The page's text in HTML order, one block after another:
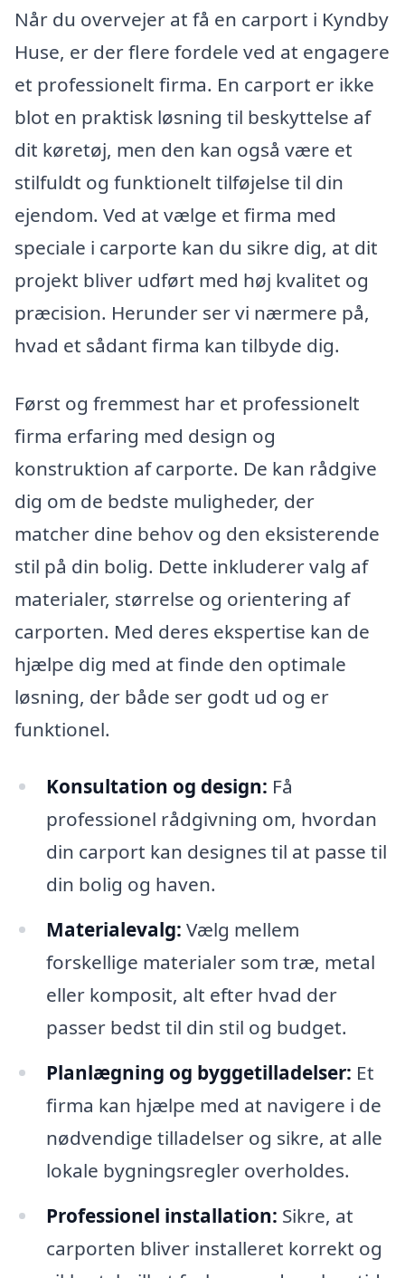
Når du overvejer at få en carport i Kyndby
Huse, er der flere fordele ved at engagere
et professionelt firma. En carport er ikke
blot en praktisk løsning til beskyttelse af
dit køretøj, men den kan også være et
stilfuldt og funktionelt tilføjelse til din
ejendom. Ved at vælge et firma med
speciale i carporte kan du sikre dig, at dit
projekt bliver udført med høj kvalitet og
præcision. Herunder ser vi nærmere på,
hvad et sådant firma kan tilbyde dig.
Først og fremmest har et professionelt
firma erfaring med design og
konstruktion af carporte. De kan rådgive
dig om de bedste muligheder, der
matcher dine behov og den eksisterende
stil på din bolig. Dette inkluderer valg af
materialer, størrelse og orientering af
carporten. Med deres ekspertise kan de
hjælpe dig med at finde den optimale
løsning, der både ser godt ud og er
funktionel.
Konsultation og design: Få
professionel rådgivning om, hvordan
din carport kan designes til at passe til
din bolig og haven.
Materialevalg: Vælg mellem
forskellige materialer som træ, metal
eller komposit, alt efter hvad der
passer bedst til din stil og budget.
Planlægning og byggetilladelser: Et
firma kan hjælpe med at navigere i de
nødvendige tilladelser og sikre, at alle
lokale bygningsregler overholdes.
Professionel installation: Sikre, at
carporten bliver installeret korrekt og